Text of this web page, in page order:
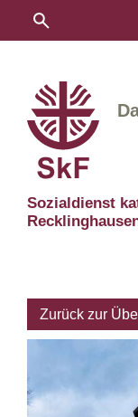
Sozialdienst
Zurück zur